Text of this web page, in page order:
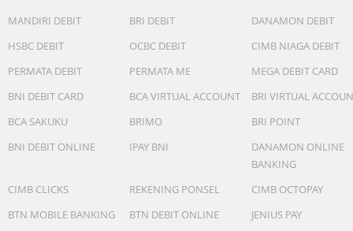
Dimensi
35.4 x 35.4 x 10.1 mm
Berat
21.4 gr
Lainnya
Display Type
Display Size
25.4 mm x 21.3 mm
MANDIRI DEBIT BRI DEBIT
DANAMON DEBIT
HSBC DEBIT
OCBC DEBIT
CIMB NIAGA DEBIT
PERMATA DEBIT
PERMATA ME
MEGA DEBIT CARD
BNI DEBIT CARD
BCA VIRTUAL ACCOUNT
BRI VIRTUAL
BCA SAKUKU
BRIMO
BRI POINT
BNI DEBIT ONLINE
IPAY BNI
DANAMON ONLINE
BANKING
CIMB CLICKS
REKENING PONSEL
CIMB OCTOPAY
BTN MOBILE BANKING
BTN DEBIT ONLINE
JENIUS PAY